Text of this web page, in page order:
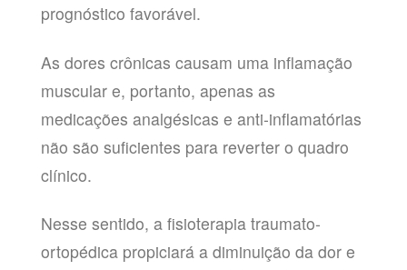
prognóstico favorável.
As dores crônicas causam uma inflamação
muscular e, portanto, apenas as
medicações analgésicas e anti-inflamatórias
não são suficientes para reverter o quadro
clínico.
Nesse sentido, a fisioterapia traumato-
ortopédica propiciará a diminuição da dor e